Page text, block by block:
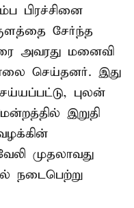
பிரச்சினை
சேர்ந்த
அவரது மனைவி
செய்தனர். இது
புலன்
இறுதி
முதலாவது
நடைபெற்று